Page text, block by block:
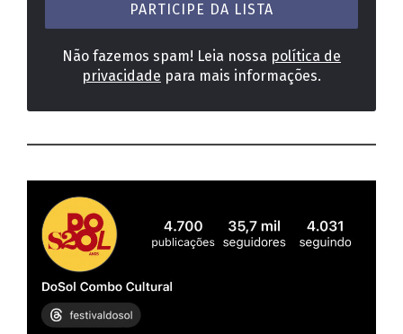
Não fazemos spam! Leia nossa política de
privacidade para mais informações.